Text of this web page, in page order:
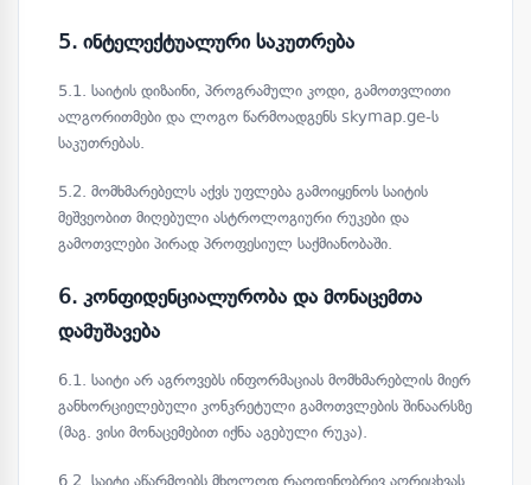
5. ინტელექტუალური საკუთრება
5.1. საიტის დიზაინი, პროგრამული კოდი, გამოთვლითი
ალგორითმები და ლოგო წარმოადგენს skymap.ge-ს
საკუთრებას.
5.2. მომხმარებელს აქვს უფლება გამოიყენოს საიტის
მეშვეობით მიღებული ასტროლოგიური რუკები და
გამოთვლები პირად პროფესიულ საქმიანობაში.
6. კონფიდენციალურობა და მონაცემთა
დამუშავება
6.1. საიტი არ აგროვებს ინფორმაციას მომხმარებლის მიერ
განხორციელებული კონკრეტული გამოთვლების შინაარსზე
(მაგ. ვისი მონაცემებით იქნა აგებული რუკა).
6.2. საიტი აწარმოებს მხოლოდ რაოდენობრივ აღრიცხვას